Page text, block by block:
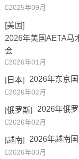
2025年09月
[美国]
2026年美国AETA马
会
2026年01月
[日本] 2026年东京
2026年02月
[俄罗斯] 2026年俄
2026年02月
[越南] 2026年越南
2026年03月